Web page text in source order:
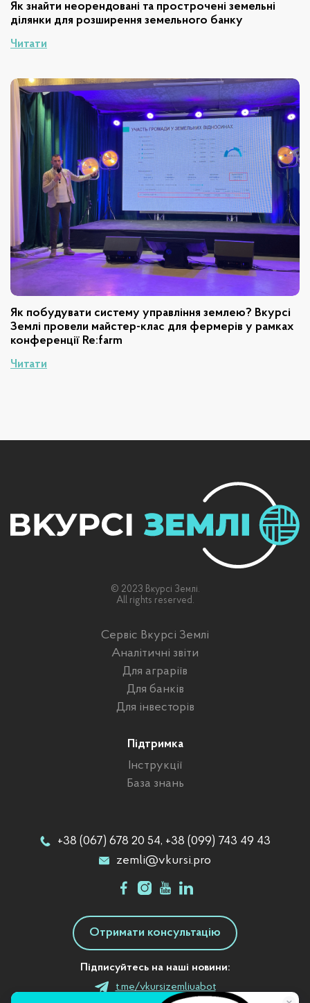
Як знайти неорендовані та прострочені земельні
ділянки для розширення земельного банку
Читати
Як побудувати систему управління землею? Вкурсі
Землі провели майстер-клас для фермерів у рамках
конференції Re:farm
Читати
© 2023 Вкурсі Землі.
All rights reserved.
Сервіс Вкурсі Землі
Аналітичні звіти
Для аграріїв
Для банків
Для інвесторів
Підтримка
Інструкції
База знань
+38 (067) 678 20 54, +38 (099) 743 49 43
zemli@vkursi.pro
Отримати консультацію
Підписуйтесь на наші новини:
t.me/vkursizemliuabot